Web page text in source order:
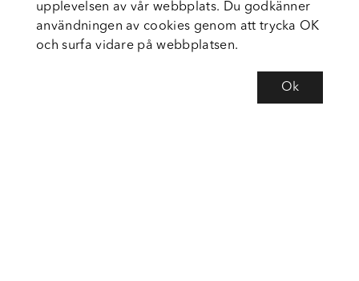
upplevelsen av vår webbplats. Du godkänner
användningen av cookies genom att trycka OK
och surfa vidare på webbplatsen.
Ok